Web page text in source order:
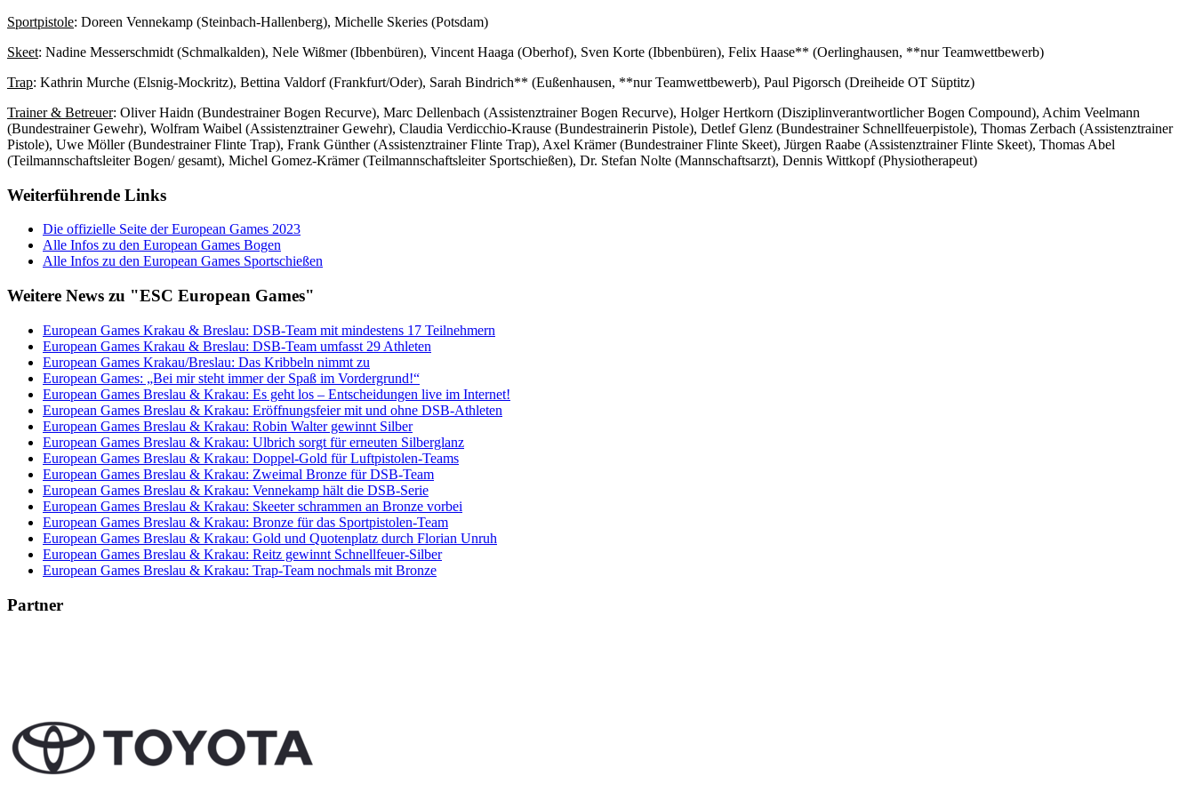
Sportpistole: Doreen Vennekamp (Steinbach-Hallenberg), Michelle Skeries (Potsdam)
Skeet: Nadine Messerschmidt (Schmalkalden), Nele Wißmer (Ibbenbüren), Vincent Haaga (Oberhof), Sven Korte (Ibbenbüren), Felix Haase** (Oerlinghausen, **nur Teamwettbewerb)
Trap: Kathrin Murche (Elsnig-Mockritz), Bettina Valdorf (Frankfurt/Oder), Sarah Bindrich** (Eußenhausen, **nur Teamwettbewerb), Paul Pigorsch (Dreiheide OT Süptitz)
Trainer & Betreuer: Oliver Haidn (Bundestrainer Bogen Recurve), Marc Dellenbach (Assistenztrainer Bogen Recurve), Holger Hertkorn (Disziplinverantwortlicher Bogen Compound), Achim Veelmann
(Bundestrainer Gewehr), Wolfram Waibel (Assistenztrainer Gewehr), Claudia Verdicchio-Krause (Bundestrainerin Pistole), Detlef Glenz (Bundestrainer Schnellfeuerpistole), Thomas Zerbach (Assistenztrainer
Pistole), Uwe Möller (Bundestrainer Flinte Trap), Frank Günther (Assistenztrainer Flinte Trap), Axel Krämer (Bundestrainer Flinte Skeet), Jürgen Raabe (Assistenztrainer Flinte Skeet), Thomas Abel
(Teilmannschaftsleiter Bogen/ gesamt), Michel Gomez-Krämer (Teilmannschaftsleiter Sportschießen), Dr. Stefan Nolte (Mannschaftsarzt), Dennis Wittkopf (Physiotherapeut)
Weiterführende Links
Die offizielle Seite der European Games 2023
Alle Infos zu den European Games Bogen
Alle Infos zu den European Games Sportschießen
Weitere News zu "ESC European Games"
European Games Krakau & Breslau: DSB-Team mit mindestens 17 Teilnehmern
European Games Krakau & Breslau: DSB-Team umfasst 29 Athleten
European Games Krakau/Breslau: Das Kribbeln nimmt zu
European Games: „Bei mir steht immer der Spaß im Vordergrund!“
European Games Breslau & Krakau: Es geht los – Entscheidungen live im Internet!
European Games Breslau & Krakau: Eröffnungsfeier mit und ohne DSB-Athleten
European Games Breslau & Krakau: Robin Walter gewinnt Silber
European Games Breslau & Krakau: Ulbrich sorgt für erneuten Silberglanz
European Games Breslau & Krakau: Doppel-Gold für Luftpistolen-Teams
European Games Breslau & Krakau: Zweimal Bronze für DSB-Team
European Games Breslau & Krakau: Vennekamp hält die DSB-Serie
European Games Breslau & Krakau: Skeeter schrammen an Bronze vorbei
European Games Breslau & Krakau: Bronze für das Sportpistolen-Team
European Games Breslau & Krakau: Gold und Quotenplatz durch Florian Unruh
European Games Breslau & Krakau: Reitz gewinnt Schnellfeuer-Silber
European Games Breslau & Krakau: Trap-Team nochmals mit Bronze
Partner